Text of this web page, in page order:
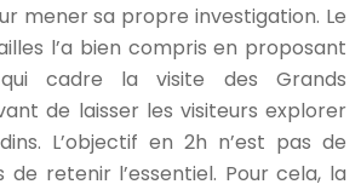
mener sa propre investigation. Le
l’a bien compris en proposant
cadre la visite des Grands
de laisser les visiteurs explorer
L’objectif en 2h n’est pas de
de retenir l’essentiel. Pour cela, la